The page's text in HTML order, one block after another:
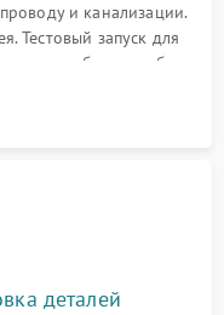
и канализации.
Тестовый запуск для
или сбоев в работе
деталей